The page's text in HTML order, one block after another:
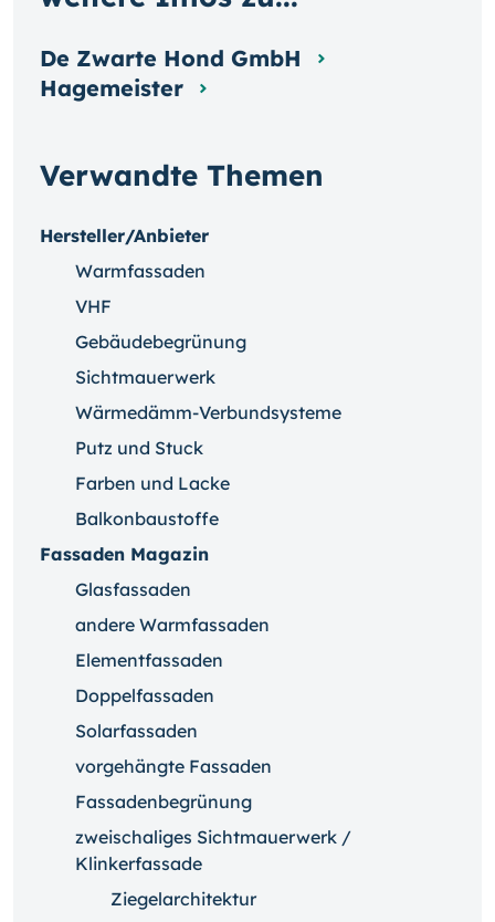
Verwandte Themen
Hersteller/Anbieter
Warmfassaden
VHF
Gebäudebegrünung
Sichtmauerwerk
Wärmedämm-Verbundsysteme
Putz und Stuck
Farben und Lacke
Balkonbaustoffe
Fassaden Magazin
Glasfassaden
andere Warmfassaden
Elementfassaden
Doppelfassaden
Solarfassaden
vorgehängte Fassaden
Fassadenbegrünung
zweischaliges Sichtmauerwerk /
Klinkerfassade
Ziegelarchitektur
De Zwarte Hond GmbH
Hagemeister